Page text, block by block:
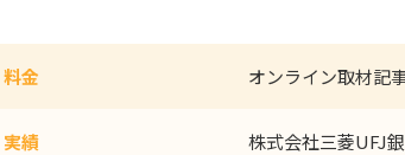
料金 オンライン取材記
実績
株式会社三菱UFJ